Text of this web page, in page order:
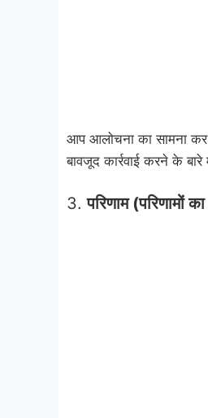
आप आलोचना का सामना
बावजूद कार्रवाई करने के
3.परिणाम